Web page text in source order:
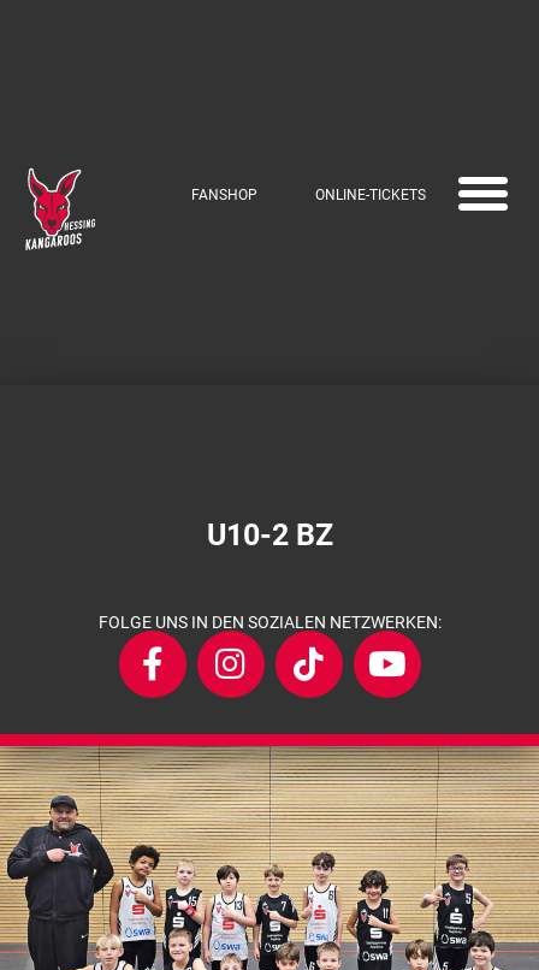
FANSHOP ONLINE-TICKETS
U10-2 BZ
FOLGE UNS IN DEN SOZIALEN NETZWERKEN: